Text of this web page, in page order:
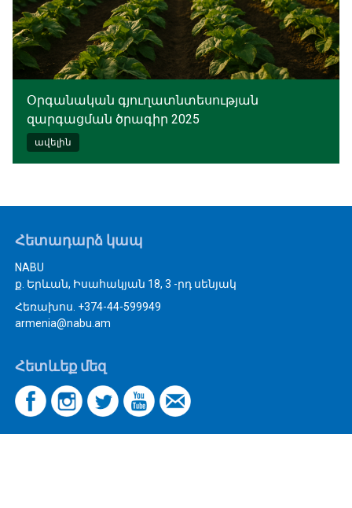
Օրգանական գյուղատնտեսության
զարգացման ծրագիր 2025
ավելին
Հետադարձ կապ
NABU
ք. Երևան, Իսահակյան 18, 3 -րդ սենյակ
Հեռախոս. +374-44-599949
armenia@nabu.am
Հետևեք մեզ